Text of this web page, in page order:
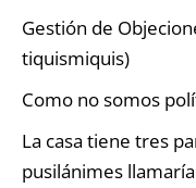
Gestión de
tiquismiquis)
Como no somos
La casa tiene tres
pusilánimes